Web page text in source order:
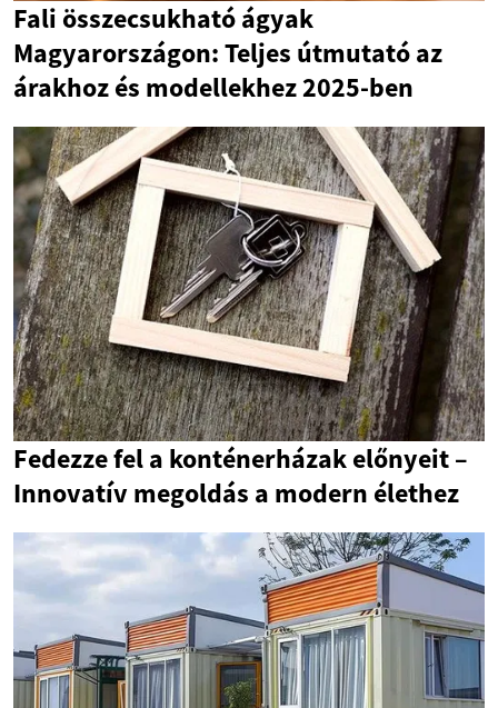
Fali összecsukható ágyak
Magyarországon: Teljes útmutató az
árakhoz és modellekhez 2025-ben
Fedezze fel a konténerházak előnyeit –
Innovatív megoldás a modern élethez